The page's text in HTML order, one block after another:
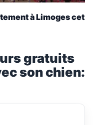
à Limoges cet
gratuits
son chien: